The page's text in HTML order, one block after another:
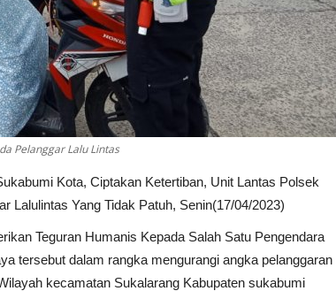
Pelanggar Lalu Lintas
Kota, Ciptakan Ketertiban, Unit Lantas Polsek
Lalulintas Yang Tidak Patuh, Senin(17/04/2023)
Teguran Humanis Kepada Salah Satu Pengendara
tersebut dalam rangka mengurangi angka pelanggaran
kecamatan Sukalarang Kabupaten sukabumi